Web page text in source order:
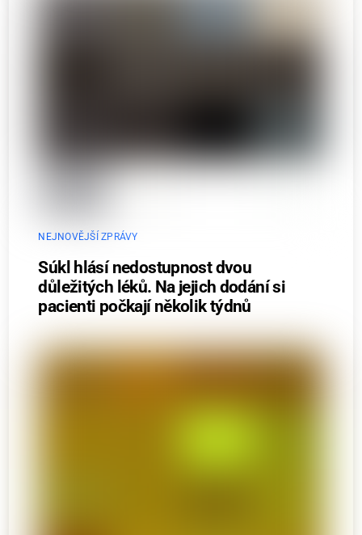
NEJNOVĚJŠÍ ZPRÁVY
Súkl hlásí nedostupnost dvou
důležitých léků. Na jejich dodání si
pacienti počkají několik týdnů